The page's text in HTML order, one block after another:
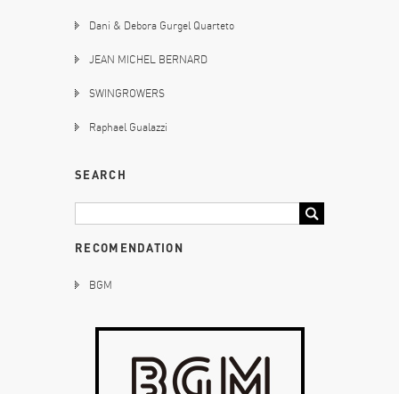
Dani & Debora Gurgel Quarteto
JEAN MICHEL BERNARD
SWINGROWERS
Raphael Gualazzi
SEARCH
RECOMENDATION
BGM